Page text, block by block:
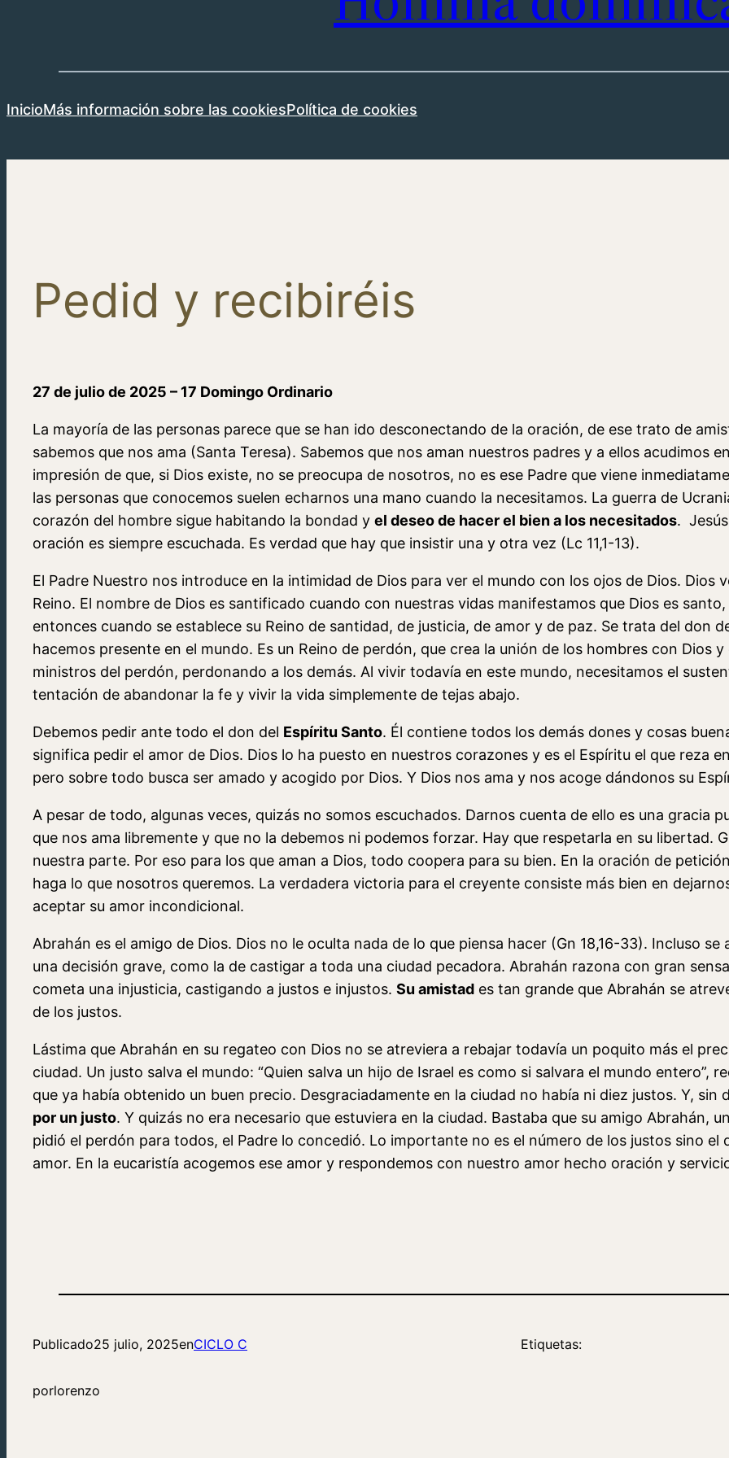
InicioMás información sobre las cookiesPolítica de cookies
Pedid y recibiréis
27 de julio de 2025 – 17 Domingo Ordinario
La mayoría de las personas parece que se han ido desconectando de la oración, de ese trato de
sabemos que nos ama (Santa Teresa). Sabemos que nos aman nuestros padres y a ellos acudimos
impresión de que, si Dios existe, no se preocupa de nosotros, no es ese Padre que viene
las personas que conocemos suelen echarnos una mano cuando la necesitamos. La guerra de
corazón del hombre sigue habitando la bondad y el deseo de hacer el bien a los necesitados.
oración es siempre escuchada. Es verdad que hay que insistir una y otra vez (Lc 11,1-13).
El Padre Nuestro nos introduce en la intimidad de Dios para ver el mundo con los ojos de Dios. Dios
Reino. El nombre de Dios es santificado cuando con nuestras vidas manifestamos que Dios es
entonces cuando se establece su Reino de santidad, de justicia, de amor y de paz. Se trata del don
hacemos presente en el mundo. Es un Reino de perdón, que crea la unión de los hombres con Dios
ministros del perdón, perdonando a los demás. Al vivir todavía en este mundo, necesitamos el
tentación de abandonar la fe y vivir la vida simplemente de tejas abajo.
Debemos pedir ante todo el don del Espíritu Santo. Él contiene todos los demás dones y cosas
significa pedir el amor de Dios. Dios lo ha puesto en nuestros corazones y es el Espíritu el que reza
pero sobre todo busca ser amado y acogido por Dios. Y Dios nos ama y nos acoge dándonos su
A pesar de todo, algunas veces, quizás no somos escuchados. Darnos cuenta de ello es una gracia
que nos ama libremente y que no la debemos ni podemos forzar. Hay que respetarla en su libertad.
nuestra parte. Por eso para los que aman a Dios, todo coopera para su bien. En la oración de
haga lo que nosotros queremos. La verdadera victoria para el creyente consiste más bien en
aceptar su amor incondicional.
Abrahán es el amigo de Dios. Dios no le oculta nada de lo que piensa hacer (Gn 18,16-33). Incluso
una decisión grave, como la de castigar a toda una ciudad pecadora. Abrahán razona con gran
cometa una injusticia, castigando a justos e injustos. Su amistad es tan grande que Abrahán se
de los justos.
Lástima que Abrahán en su regateo con Dios no se atreviera a rebajar todavía un poquito más el
ciudad. Un justo salva el mundo: “Quien salva un hijo de Israel es como si salvara el mundo entero”,
que ya había obtenido un buen precio. Desgraciadamente en la ciudad no había ni diez justos. Y,
por un justo. Y quizás no era necesario que estuviera en la ciudad. Bastaba que su amigo Abrahán,
pidió el perdón para todos, el Padre lo concedió. Lo importante no es el número de los justos sino el
amor. En la eucaristía acogemos ese amor y respondemos con nuestro amor hecho oración y
Publicado25 julio, 2025enCICLO C
porlorenzo
Etiquetas: